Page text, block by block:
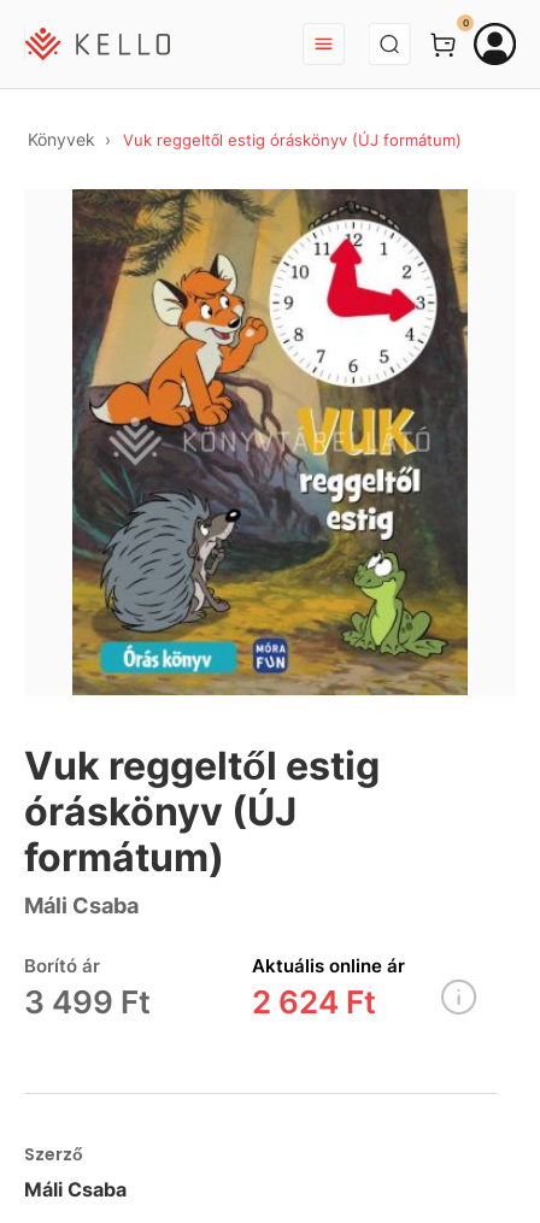
BEJELENTKEZÉS
0
Könyvek Vuk reggeltől estig óráskönyv (ÚJ formátum)
Vuk reggeltől estig
óráskönyv (ÚJ
formátum)
Máli Csaba
Borító ár
3 499 Ft
Aktuális online ár
2 624 Ft
Szerző
Máli Csaba